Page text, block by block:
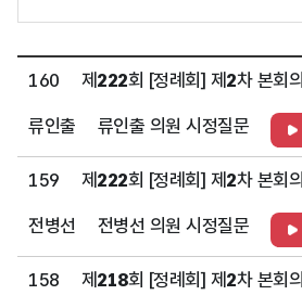
160 제 222회 [정례회] 제 2차 본회의
류인출 류인출 의원 시정질문
159 제 222회 [정례회] 제 2차 본회의
전병선 전병선 의원 시정질문
158 제 218회 [정례회] 제 2차 본회의